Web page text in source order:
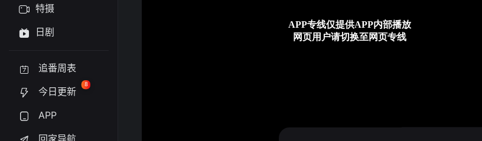
特摄
日剧
追番周表
今日更新
8
APP
回家导航